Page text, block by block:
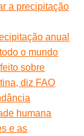
a precipitação
anual
o mundo
sobre
diz FAO
humana
e as